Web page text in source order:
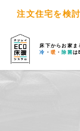
床下からお家ま
冷 ・ 暖 ・ 除菌は
注文住宅を検